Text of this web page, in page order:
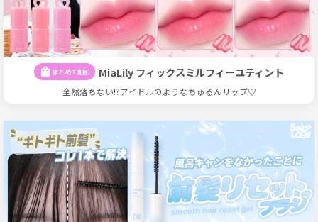
shopping_bag まとめて割引 MiaLily フィックスミルフィーユティント
全然落ちない!?アイドルのようなちゅるんリップ♡